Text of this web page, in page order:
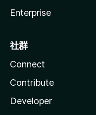
Enterprise
社群
Connect
Contribute
Developer